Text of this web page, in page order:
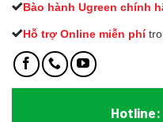
Bào hành Ugreen chính
Hỗ trợ Online miễn phí t